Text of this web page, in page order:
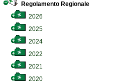
Regolamento Regionale
2026
2025
2024
2022
2021
2020